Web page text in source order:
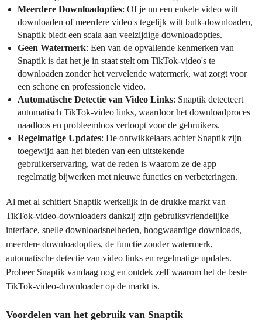
Meerdere Downloadopties: Of je nu een enkele video wilt
downloaden of meerdere video's tegelijk wilt bulk-downloaden,
Snaptik biedt een scala aan veelzijdige downloadopties.
Geen Watermerk: Een van de opvallende kenmerken van
Snaptik is dat het je in staat stelt om TikTok-video's te
downloaden zonder het vervelende watermerk, wat zorgt voor
een schone en professionele video.
Automatische Detectie van Video Links: Snaptik detecteert
automatisch TikTok-video links, waardoor het downloadproces
naadloos en probleemloos verloopt voor de gebruikers.
Regelmatige Updates: De ontwikkelaars achter Snaptik zijn
toegewijd aan het bieden van een uitstekende
gebruikerservaring, wat de reden is waarom ze de app
regelmatig bijwerken met nieuwe functies en verbeteringen.
Al met al schittert Snaptik werkelijk in de drukke markt van
TikTok-video-downloaders dankzij zijn gebruiksvriendelijke
interface, snelle downloadsnelheden, hoogwaardige downloads,
meerdere downloadopties, de functie zonder watermerk,
automatische detectie van video links en regelmatige updates.
Probeer Snaptik vandaag nog en ontdek zelf waarom het de beste
TikTok-video-downloader op de markt is.
Voordelen van het gebruik van Snaptik